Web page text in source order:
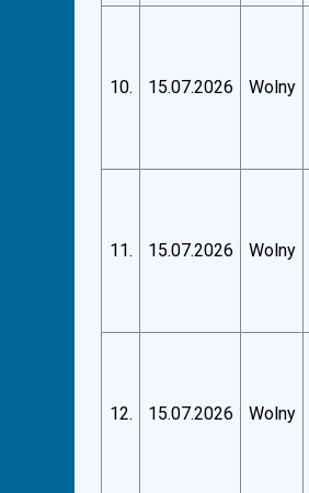
10. 15.07.2026 Wolny
11. 15.07.2026 Wolny
12. 15.07.2026 Wolny